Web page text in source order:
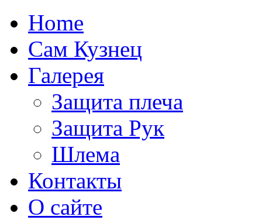
Home
Сам Кузнец
Галерея
Защита плеча
Защита Рук
Шлема
Контакты
О сайте